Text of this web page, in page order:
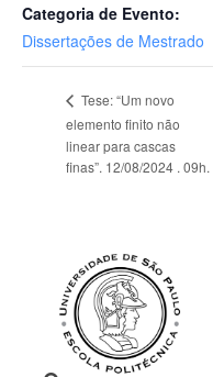
Categoria de Evento:
Dissertações de Mestrado
Tese: “Um novo
elemento finito não
linear para cascas
finas”. 12/08/2024 . 09h.